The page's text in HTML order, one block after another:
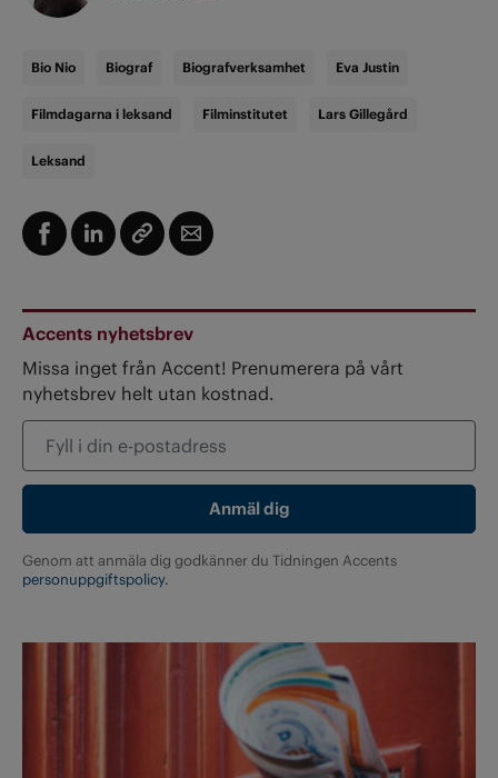
Bio Nio Biograf Biografverksamhet Eva Justin
Filmdagarna i leksand Filminstitutet Lars Gillegård
Leksand
Accents nyhetsbrev
Missa inget från Accent! Prenumerera på vårt
nyhetsbrev helt utan kostnad.
Genom att anmäla dig godkänner du Tidningen Accents
personuppgiftspolicy.